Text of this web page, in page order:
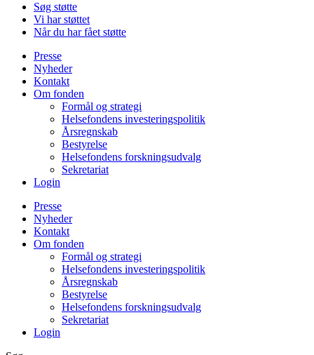
Søg støtte
Vi har støttet
Når du har fået støtte
Presse
Nyheder
Kontakt
Om fonden
Formål og strategi
Helsefondens investeringspolitik
Årsregnskab
Bestyrelse
Helsefondens forskningsudvalg
Sekretariat
Login
Presse
Nyheder
Kontakt
Om fonden
Formål og strategi
Helsefondens investeringspolitik
Årsregnskab
Bestyrelse
Helsefondens forskningsudvalg
Sekretariat
Login